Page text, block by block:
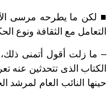
■ لكن ما يطرحه مرسى
التعامل مع الثقافة ونوع
– ما زلت أقول أتمنى ذلك،
الكتاب الذى تتحدثين
حينها النائب العام